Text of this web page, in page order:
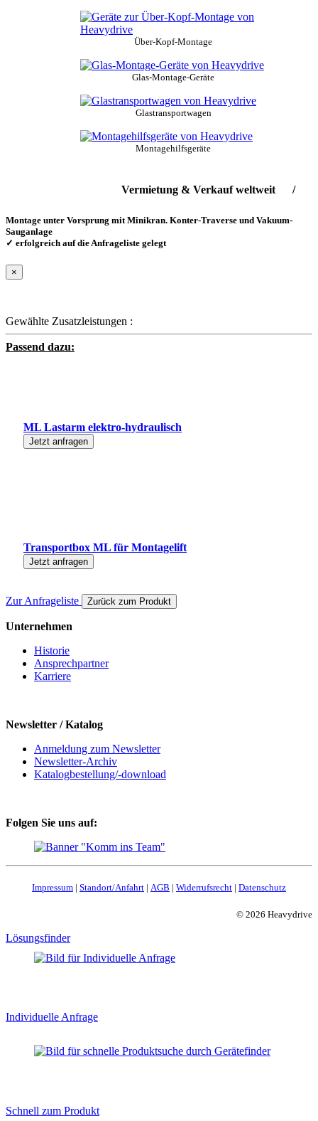
Über-Kopf-Montage
Glas-Montage-Geräte
Glastransportwagen
Montagehilfsgeräte
Vermietung & Verkauf weltweit /
Montage unter Vorsprung mit Minikran. Konter-Traverse und Vakuum-
Sauganlage
✓ erfolgreich auf die Anfrageliste gelegt
×
Gewählte Zusatzleistungen :
Passend dazu:
ML Lastarm elektro-hydraulisch
Jetzt anfragen
Transportbox ML für Montagelift
Jetzt anfragen
Zur Anfrageliste Zurück zum Produkt
Unternehmen
Historie
Ansprechpartner
Karriere
Newsletter / Katalog
Anmeldung zum Newsletter
Newsletter-Archiv
Katalogbestellung/-download
Folgen Sie uns auf:
Impressum | Standort/Anfahrt | AGB | Widerrufsrecht | Datenschutz
© 2026 Heavydrive
Lösungsfinder
Individuelle Anfrage
Schnell zum Produkt